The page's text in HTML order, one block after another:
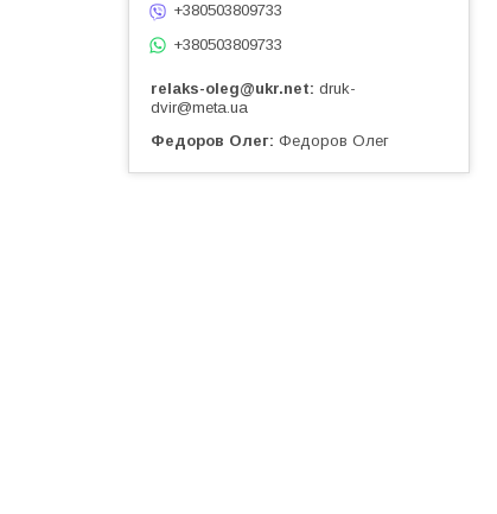
+380503809733
+380503809733
relaks-oleg@ukr.net druk-
dvir@meta.ua
Федоров Олег Федоров Олег